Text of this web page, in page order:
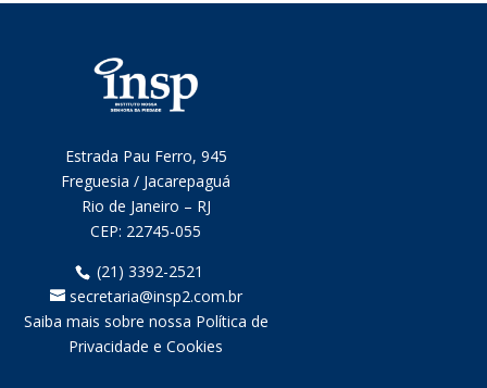
Estrada Pau Ferro, 945
Freguesia / Jacarepaguá
Rio de Janeiro – RJ
CEP: 22745-055
(21) 3392-2521
secretaria@insp2.com.br
Saiba mais sobre nossa Política de
Privacidade e Cookies